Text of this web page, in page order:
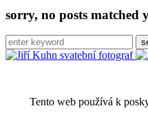
sorry, no posts matched
Search
for:
Tento web používá k